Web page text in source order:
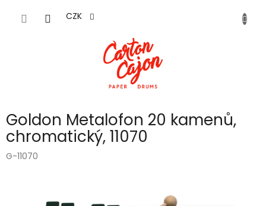
CZK
Goldon Metalofon 20 kamenů,
chromatický, 11070
G-11070